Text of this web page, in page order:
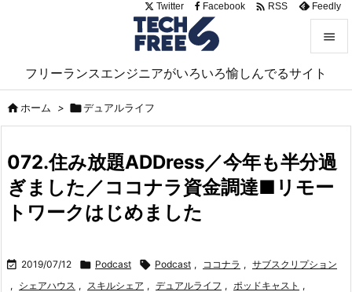
フリーランスエンジニアがいろいろ愉しんでるサイト


サイド

前へ

Twitter Facebook  RSS Feedly
ホーム > デュアルライフ
072.住み放題ADDress／今年も半分過
ぎました／ココナラ資金調達■リモー
トワークはじめました
 2019/07/12  Podcast  Podcast , ココナラ , サブスクリプション
, シェアハウス , スキルシェア , デュアルライフ , ポッドキャスト ,